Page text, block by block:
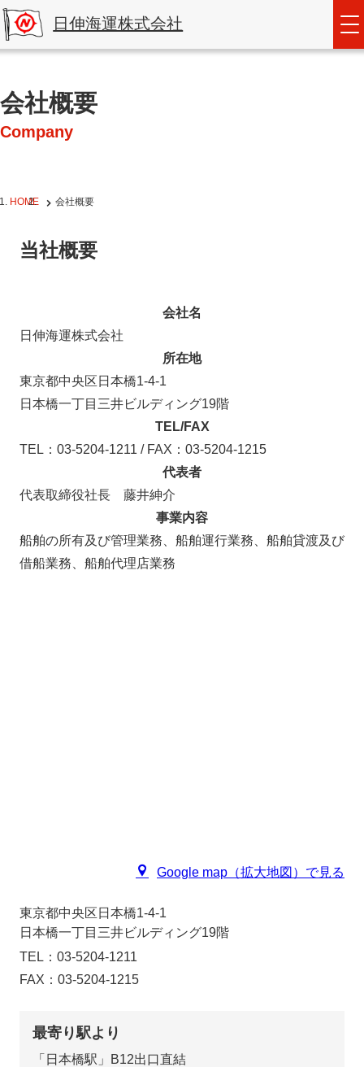
日伸海運株式会社
会社概要
Company
HOME 会社概要
当社概要
会社名
日伸海運株式会社
所在地
東京都中央区日本橋1-4-1
日本橋一丁目三井ビルディング19階
TEL/FAX
TEL： 03-5204-1211 / FAX：03-5204-1215
代表者
代表取締役社長 藤井紳介
事業内容
船舶の所有及び管理業務、船舶運行業務、船舶貸渡及び
借船業務、船舶代理店業務
東京都中央区日本橋1-4-1
日本橋一丁目三井ビルディング19階
TEL： 03-5204-1211
FAX：03-5204-1215
最寄り駅より
「日本橋駅」B12出口直結
Google map（拡大地図）で見る